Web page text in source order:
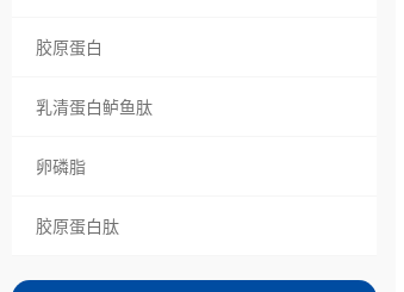
胶原蛋白
乳清蛋白鲈鱼肽
卵磷脂
胶原蛋白肽